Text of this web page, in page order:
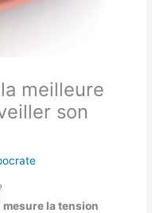
meilleure
son
la tension